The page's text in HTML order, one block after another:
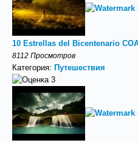
10 Estrellas del Bicentenario
8112 Просмотров
Категория: Путешествия